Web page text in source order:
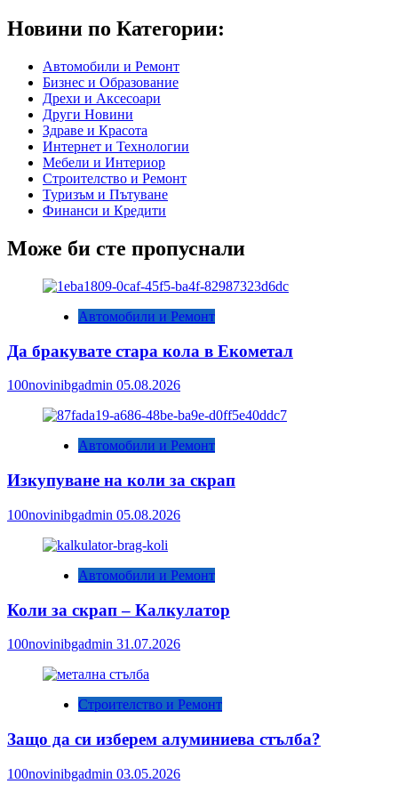
Новини по Категории:
Автомобили и Ремонт
Бизнес и Образование
Дрехи и Аксесоари
Други Новини
Здраве и Красота
Интернет и Технологии
Мебели и Интериор
Строителство и Ремонт
Туризъм и Пътуване
Финанси и Кредити
Може би сте пропуснали
Автомобили и Ремонт
Да бракувате стара кола в Екометал
100novinibgadmin 05.08.2026
Автомобили и Ремонт
Изкупуване на коли за скрап
100novinibgadmin 05.08.2026
Автомобили и Ремонт
Коли за скрап – Калкулатор
100novinibgadmin 31.07.2026
Строителство и Ремонт
Защо да си изберем алуминиева стълба?
100novinibgadmin 03.05.2026